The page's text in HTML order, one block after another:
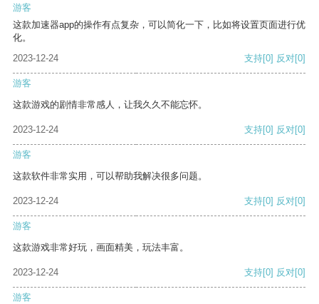
游客
这款加速器app的操作有点复杂，可以简化一下，比如将设置页面进行优
化。
2023-12-24
支持[0] 反对[0]
游客
这款游戏的剧情非常感人，让我久久不能忘怀。
2023-12-24 支持[0] 反对[0]
游客
这款软件非常实用，可以帮助我解决很多问题。
2023-12-24 支持[0] 反对[0]
游客
这款游戏非常好玩，画面精美，玩法丰富。
2023-12-24 支持[0] 反对[0]
游客